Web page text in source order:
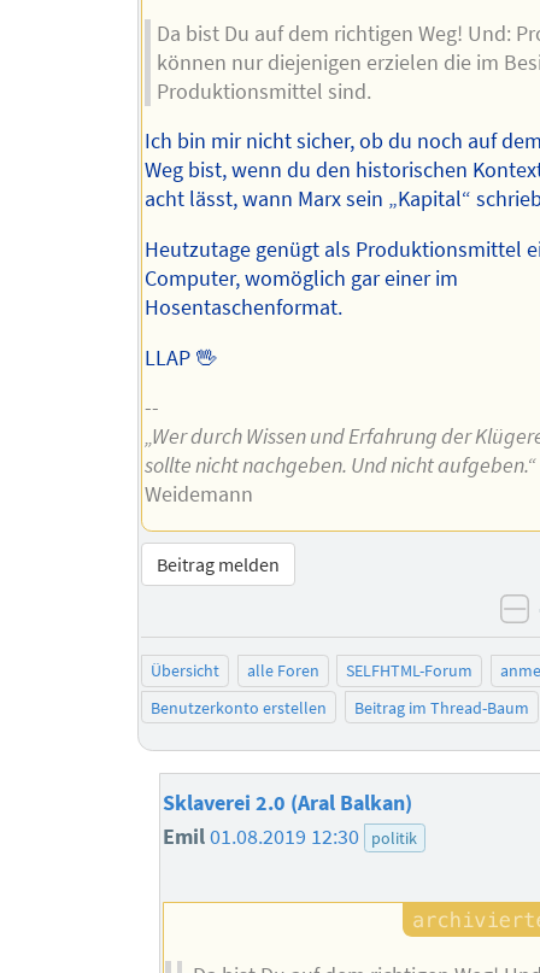
Da bist Du auf dem richtigen Weg! Und:
können nur diejenigen erzielen die im
Produktionsmittel sind.
Ich bin mir nicht sicher, ob du noch auf
Weg bist, wenn du den historischen
acht lässt, wann Marx sein „Kapital“
Heutzutage genügt als Produktionsmittel
Computer, womöglich gar einer im
Hosentaschenformat.
LLAP 🖖
--
„Wer durch Wissen und Erfahrung der
sollte nicht nachgeben. Und nicht aufgeben.“
Weidemann
Beitrag melden
Übersicht alle Foren SELFHTML-Forum
Benutzerkonto erstellen
Beitrag im Thread-Baum
Sklaverei 2.0 (Aral Balkan)
Emil01.08.2019 12:30 politik